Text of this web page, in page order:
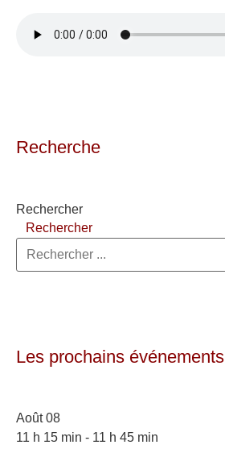
Recherche
Rechercher
Rechercher
Les prochains événements
Août 08
11 h 15 min - 11 h 45 min